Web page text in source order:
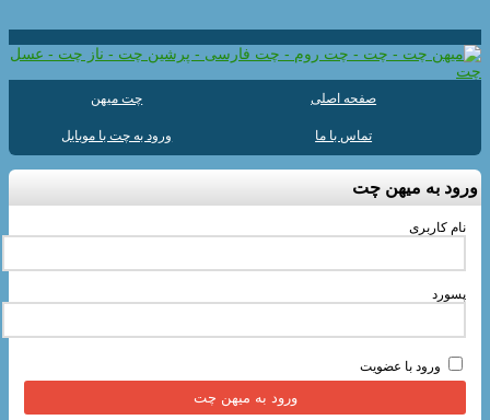
صفحه اصلی چت میهن
تماس با ما ورود به چت با موبایل
ورود به میهن چت
نام کاربری
پسورد
ورود با عضویت